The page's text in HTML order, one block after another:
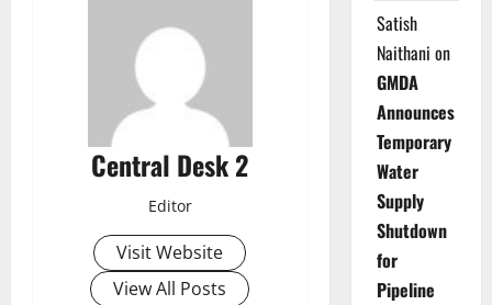
Central Desk 2
Editor
Visit Website
View All Posts
Satish
Naithani on
GMDA
Announces
Temporary
Water
Supply
Shutdown
for
Pipeline